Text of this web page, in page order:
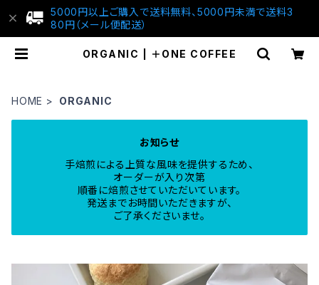
5000円以上ご購入で送料無料、5000円未満で送料3
80円（メール便配送）
ORGANIC | ＋ONE COFFEE
HOME ORGANIC
お知らせ
手焙煎による上質な風味を提供するため、
オーダーが入り次第
順番に焙煎させていただいています。
発送までお時間いただきますが、
ご了承くださいませ。